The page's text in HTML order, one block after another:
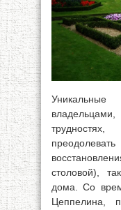
владельцами,
столовой),
дома. Со
Цеппелина,